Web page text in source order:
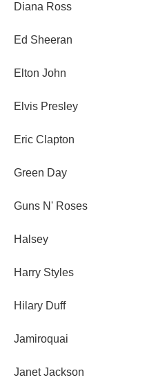
Diana Ross
Ed Sheeran
Elton John
Elvis Presley
Eric Clapton
Green Day
Guns N' Roses
Halsey
Harry Styles
Hilary Duff
Jamiroquai
Janet Jackson